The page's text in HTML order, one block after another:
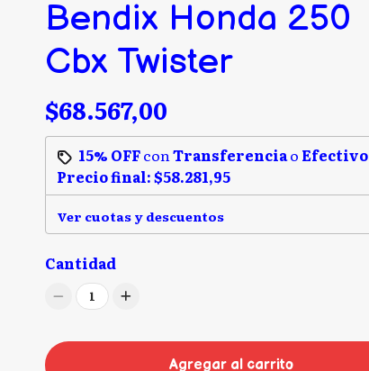
Bendix Honda 250
Cbx Twister
$68.567,00
15% OFFconTransferenciao Efectivo
Precio final:$58.281,95
Ver cuotas y descuentos
Cantidad
1
Agregar al carrito